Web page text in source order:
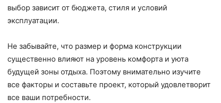
выбор зависит от бюджета, стиля и условий
эксплуатации.
Не забывайте, что размер и форма конструкции
существенно влияют на уровень комфорта и уюта
будущей зоны отдыха. Поэтому внимательно изучите
все факторы и составьте проект, который удовлетворит
все ваши потребности.